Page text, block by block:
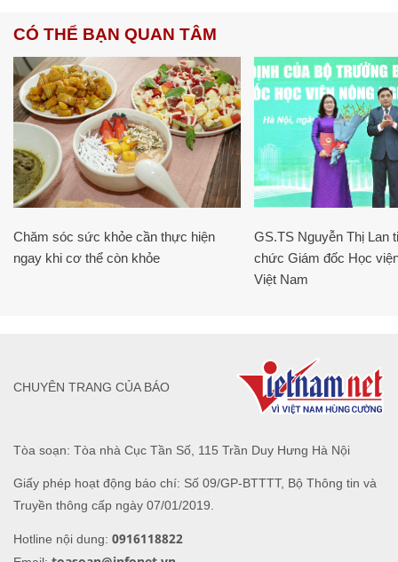
CÓ THỂ BẠN QUAN TÂM
Chăm sóc sức khỏe cần thực hiện
ngay khi cơ thể còn khỏe
GS.TS Nguyễn Thị Lan
chức Giám đốc Học
Việt Nam
Tòa soạn: Tòa nhà Cục Tần Số, 115 Trần Duy Hưng Hà Nội
Giấy phép hoạt động báo chí: Số 09/GP-BTTTT, Bộ Thông tin và
Truyền thông cấp ngày 07/01/2019.
Hotline nội dung: 0916118822
CHUYÊN TRANG CỦA BÁO